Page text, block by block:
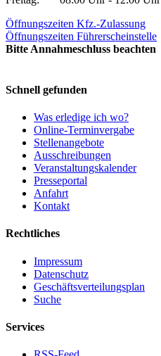
Öffnungszeiten Kfz.-Zulassung
Öffnungszeiten Führerscheinstelle
Bitte Annahmeschluss beachten
Schnell gefunden
Was erledige ich wo?
Online-Terminvergabe
Stellenangebote
Ausschreibungen
Veranstaltungskalender
Presseportal
Anfahrt
Kontakt
Rechtliches
Impressum
Datenschutz
Geschäftsverteilungsplan
Suche
Services